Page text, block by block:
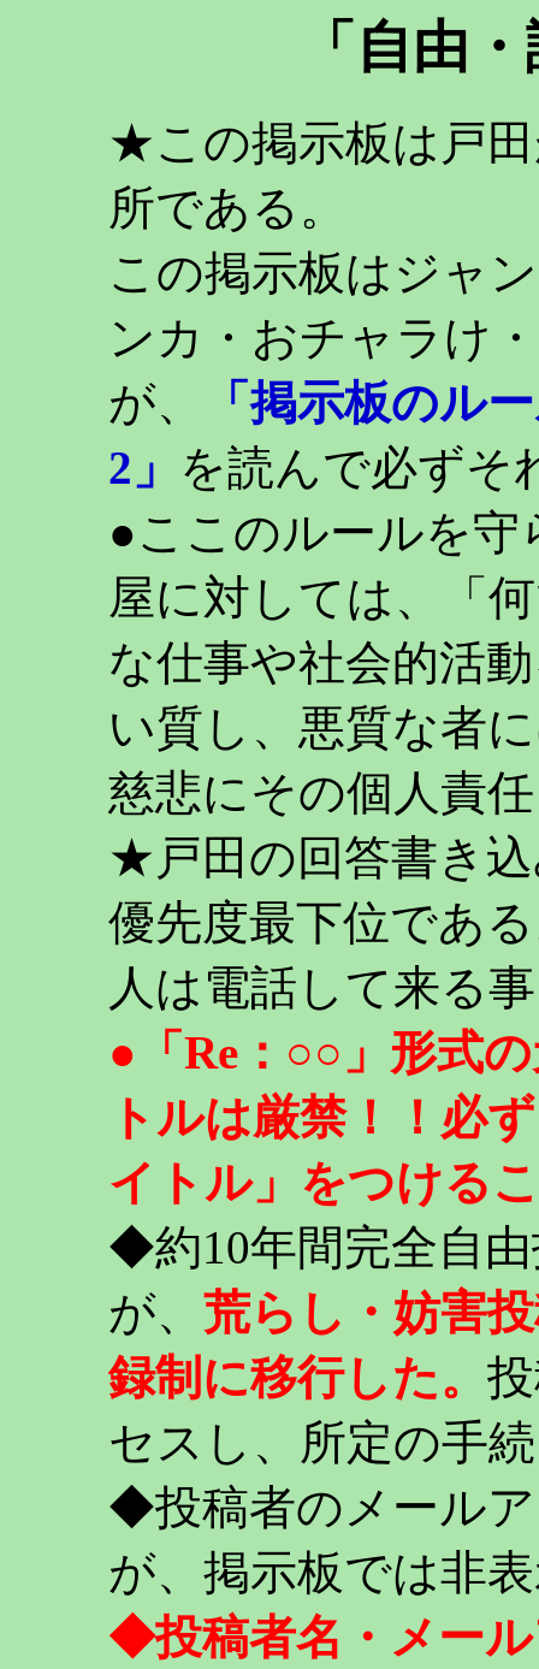
「自由
★この掲示板は戸
所である。
この掲示板はジャ
ンカ・おチャラけ
が、
「掲示板のル
2」 を読んで必ずそ
●ここのルールを守
屋に対しては、「
な仕事や社会的活
い質し、悪質な者
慈悲にその個人責
★戸田の回答書き
優先度最下位であ
人は電話して来る
●「Re：○○」形式
トルは厳禁！！必
イトル」をつける
◆約10年間完全自
が、 荒らし・妨害
録制に移行した。
セスし、所定の手
◆投稿者のメール
が、掲示板では非
◆投稿者名・メー